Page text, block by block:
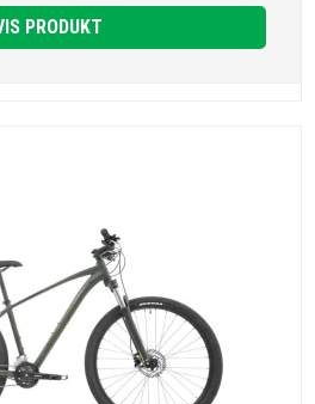
PRODUKT